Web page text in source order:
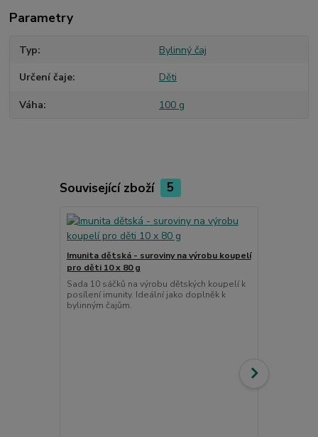
Parametry
Typ Bylinný čaj
Určení čaje Děti
Váha 100 g
Související zboží 5
Imunita dětská - suroviny na výrobu koupelí
pro děti 10 x 80 g
Sada 10 sáčků na výrobu dětských koupelí k
posílení imunity. Ideální jako doplněk k
bylinným čajům.